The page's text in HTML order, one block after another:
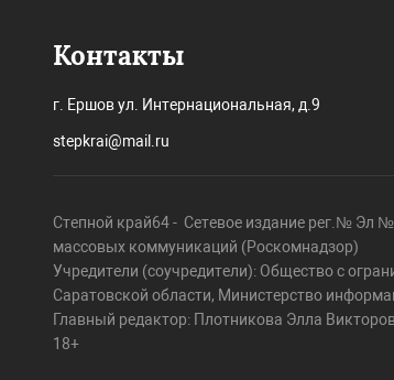
Контакты
г. Ершов ул. Интернациональная, д.9
stepkrai@mail.ru
Степной край64 - Сетевое издание рег.№ Эл
массовых коммуникаций (Роскомнадзор)
Учредители (соучредители): Общество с
Саратовской области, Министерство
Главный редактор: Плотникова Элла
18+